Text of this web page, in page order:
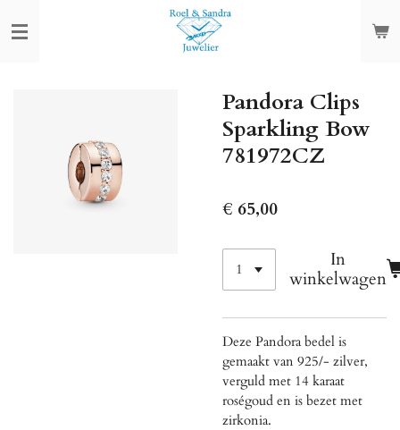
direct
Pandora Clips
Sparkling Bow
781972CZ
€ 65,00
In
winkelwagen
Deze Pandora bedel is
gemaakt van 925/- zilver,
verguld met 14 karaat
roségoud en is bezet met
zirkonia.